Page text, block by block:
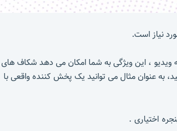
ویدیو ، این ویژگی به شما امکان می دهد شکاف های
به عنوان مثال می توانید یک پخش کننده واقعی با
اختیاری .